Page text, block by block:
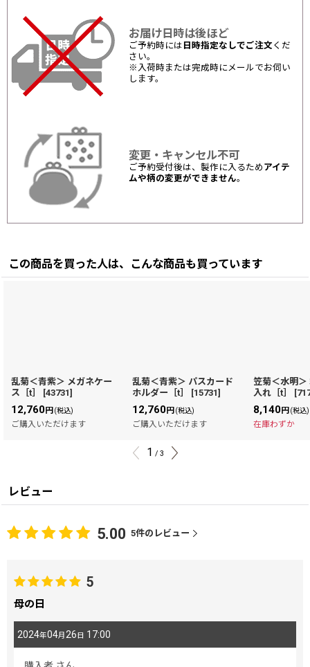
お届け日時は後ほど
ご予約時には 日時指定なしでご注文 くだ
さい。
※入荷時または完成時にメールでお伺い
します。
変更・キャンセル不可
ご予約受付後は、製作に入るため アイテ
ムや柄の変更ができません。
この商品を買った人は、こんな商品も買っています
乱菊＜青紫＞ メガネケー
ス［t］
[43731]
12,760円(税込)
ご購入いただけます
乱菊＜青紫＞ パスカード
ホルダー［t］
[15731]
12,760円(税込)
ご購入いただけます
笠菊＜水明＞
入れ［t］
[
8,140円(税込)
在庫わずか
1 / 3
レビュー
5.00 5件のレビュー
5
母の日
2024年04月 26日 17:00